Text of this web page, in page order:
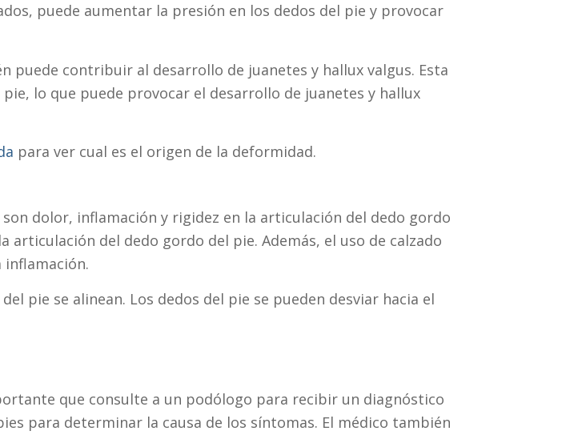
puede aumentar la presión en los dedos del pie y provocar
contribuir al desarrollo de juanetes y hallux valgus. Esta
lo que puede provocar el desarrollo de juanetes y hallux
para ver cual es el origen de la deformidad.
dolor, inflamación y rigidez en la articulación del dedo gordo
del dedo gordo del pie. Además, el uso de calzado
inflamación.
pie se alinean. Los dedos del pie se pueden desviar hacia el
que consulte a un podólogo para recibir un diagnóstico
para determinar la causa de los síntomas. El médico también